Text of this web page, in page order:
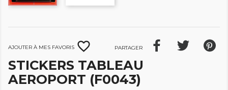
Ajouter à mes favoris favorite_border Partager
STICKERS TABLEAU
AEROPORT (F0043)